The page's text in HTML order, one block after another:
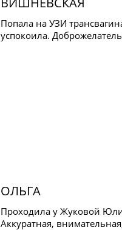
Попала на УЗИ
успокоила.
ОЛЬГА
Проходила у Жуковой
Аккуратная,